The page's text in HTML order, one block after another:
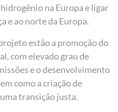
na Europa e ligar
e ao norte da Europa.
estão a promoção do
com elevado grau de
e o desenvolvimento
como a criação de
transição justa.